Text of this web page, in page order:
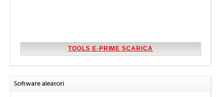
TOOLS E-PRIME SCARICA
Software aleatori